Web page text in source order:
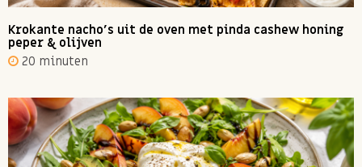
Krokante nacho's uit de oven met pinda cashew honing
peper & olijven
20 minuten